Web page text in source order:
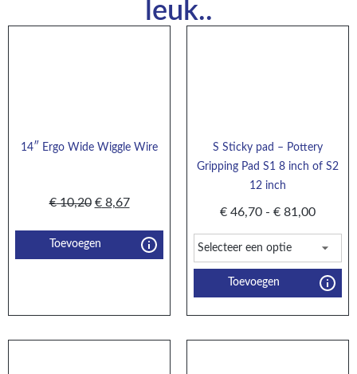
leuk..
14″ Ergo Wide Wiggle Wire
€10,20 €8,67
Toevoegen
S Sticky pad – Pottery
Gripping Pad S1 8 inch of S2
12 inch
€ 46,70 - € 81,00
Toevoegen